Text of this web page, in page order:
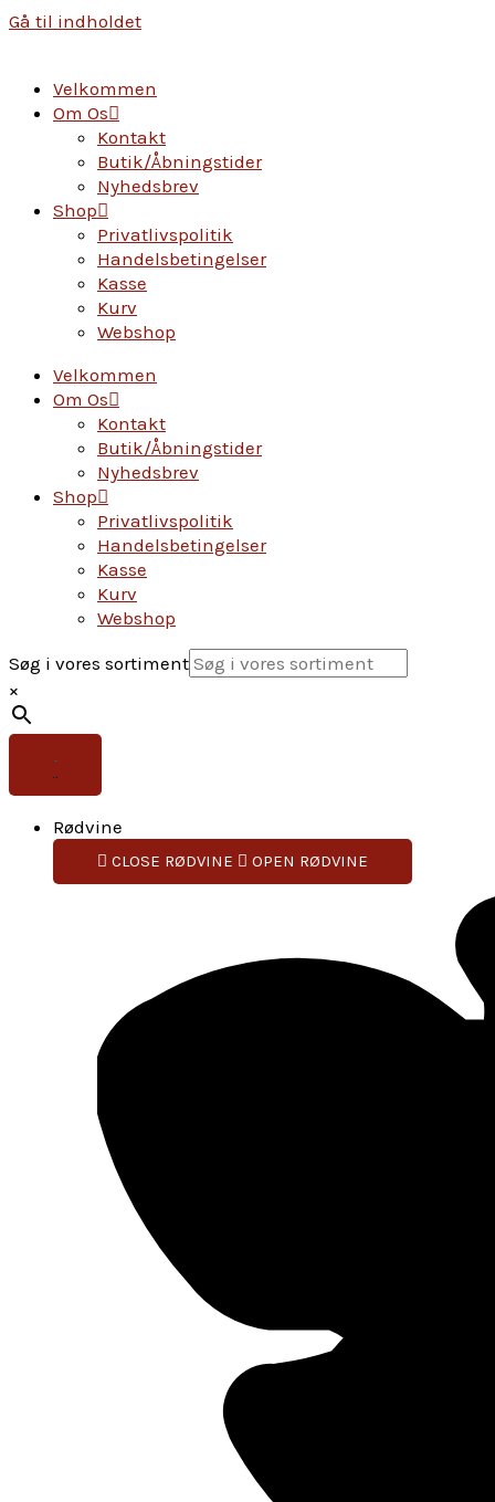
Gå til indholdet
Velkommen
Om Os
Kontakt
Butik/Åbningstider
Nyhedsbrev
Shop
Privatlivspolitik
Handelsbetingelser
Kasse
Kurv
Webshop
Velkommen
Om Os
Kontakt
Butik/Åbningstider
Nyhedsbrev
Shop
Privatlivspolitik
Handelsbetingelser
Kasse
Kurv
Webshop
Søg i vores sortiment
×
Rødvine
CLOSE RØDVINE OPEN RØDVINE